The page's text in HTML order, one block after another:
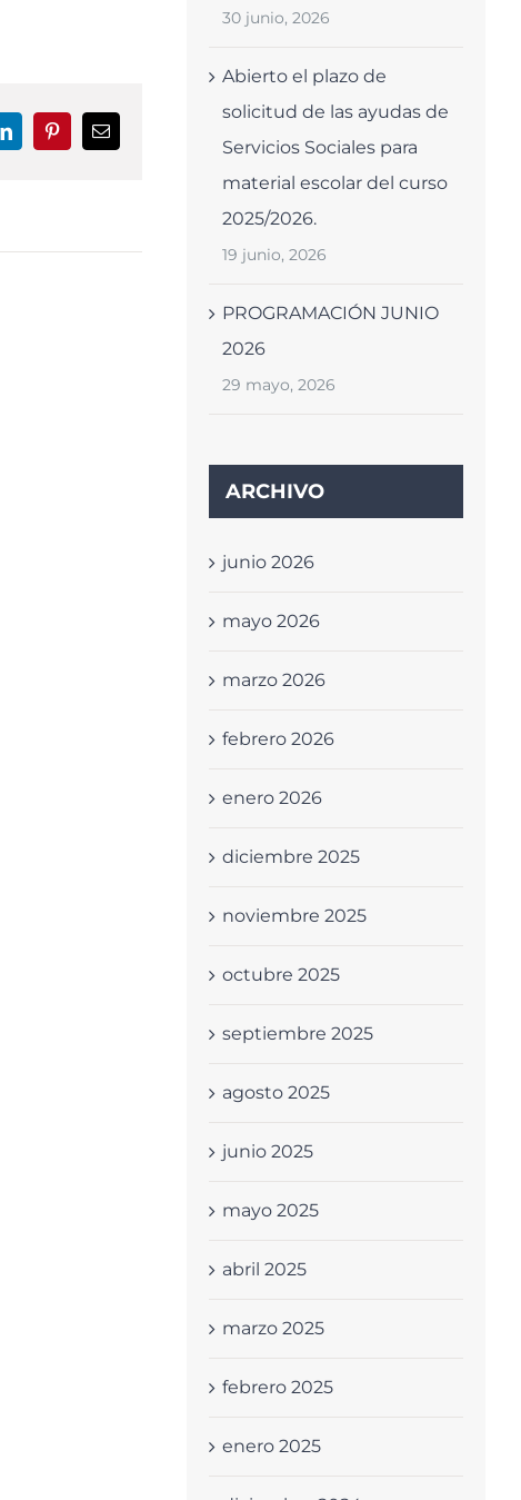
LinkedInPinterestCorreo
30 junio, 2026
Abierto el plazo de
solicitud de las ayudas de
Servicios Sociales para
material escolar del curso
2025/2026.
19 junio, 2026
PROGRAMACIÓN JUNIO
2026
29 mayo, 2026
ARCHIVO
junio 2026
mayo 2026
marzo 2026
febrero 2026
enero 2026
diciembre 2025
noviembre 2025
octubre 2025
septiembre 2025
agosto 2025
junio 2025
mayo 2025
abril 2025
marzo 2025
febrero 2025
enero 2025